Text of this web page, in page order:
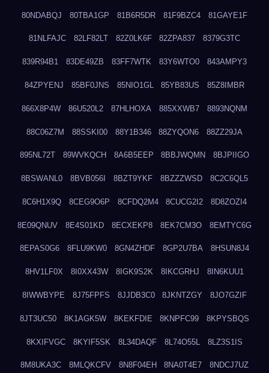
80NDABQJ 80TBA1GP 81B6R5DR 81F9BZC4 81GAYE1F
81NLFAJC 82LF82LT 82Z0LK6F 82ZPA837 8379G3TC
839R94B1 83DE49ZB 83FF7WTK 83Y6WTO0 843AMPY3
84ZPYENJ 85BF0JNS 85NIO1GL 85YB83US 85Z8IMBR
866X8P4W 86U520L2 87HLHOXA 885XXWB7 8893NQNM
88C06Z7M 88SSKI00 88Y1B346 88ZYQON6 88ZZ29JA
895NL72T 89WVKQCH 8A6B5EEP 8BBJWQMN 8BJPIIGO
8BSWANL0 8BVB056I 8BZT9YKF 8BZZZWSD 8C2C6QL5
8C6H1X9Q 8CEG9O6P 8CFDQ2M4 8CUCG2I2 8D8ZOZI4
8E09QNUV 8E4S01KD 8ECXEKP8 8EK7CM3O 8EMTYC6G
8EPAS0G6 8FLU9KW0 8GN4ZHDF 8GP2U7BA 8HSUN8J4
8HV1LF0X 8I0XX43W 8IGK9S2K 8IKCGRHJ 8IN6KUU1
8IWWBYPE 8J75FPFS 8JJDB3C0 8JKNTZGY 8JO7GZIF
8JT3UC50 8K1AGK5W 8KEKFDIE 8KNPFC99 8KPYSBQS
8KXIFVGC 8KYIF5SK 8L34DAQF 8L74O55L 8LZ3S1IS
8M8UKA3C 8MLQKCFV 8N8F04EH 8NA0T4E7 8NDCJ7UZ